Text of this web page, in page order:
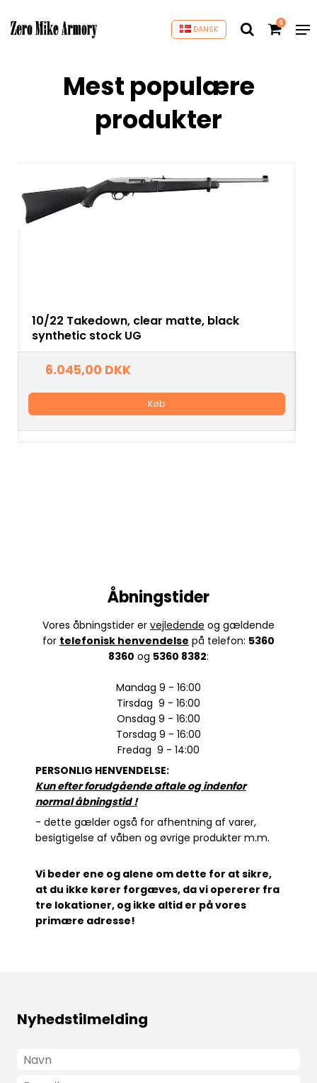
DANSK
0
Mest populære
produkter
10/22 Takedown, clear matte, black
synthetic stock UG
6.045,00 DKK
Køb
Åbningstider
Vores åbningstider er vejledende og gældende
for telefonisk henvendelse på telefon: 5360
8360 og 5360 8382:
Mandag 9 - 16:00
Tirsdag 9 - 16:00
Onsdag 9 - 16:00
Torsdag 9 - 16:00
Fredag 9 - 14:00
PERSONLIG HENVENDELSE:
Kun efter forudgående aftale og indenfor
normal åbningstid!
- dette gælder også for afhentning af varer,
besigtigelse af våben og øvrige produkter m.m.
Vi beder ene og alene om dette for at sikre,
at du ikke kører forgæves, da vi opererer fra
tre lokationer, og ikke altid er på vores
primære adresse!
Nyhedstilmelding